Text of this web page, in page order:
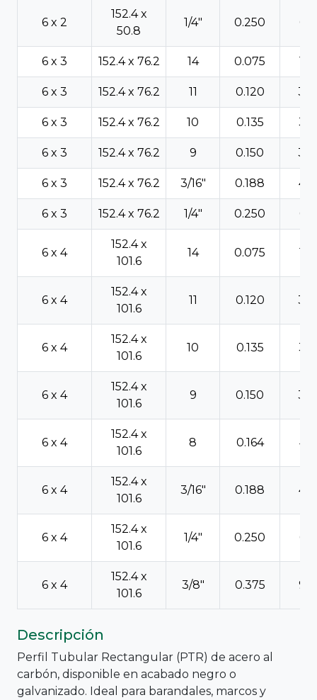
6 x 2
152.4 x
50.8
1/4" 0.250
6 x 3 152.4 x 76.2 14 0.075
6 x 3 152.4 x 76.2 11 0.120
6 x 3 152.4 x 76.2 10 0.135
6 x 3 152.4 x 76.2 9 0.150
6 x 3 152.4 x 76.2 3/16" 0.188
6 x 3 152.4 x 76.2 1/4" 0.250
6 x 4
152.4 x
101.6
14 0.075
6 x 4
152.4 x
101.6
11 0.120
6 x 4
152.4 x
101.6
10 0.135
6 x 4
152.4 x
101.6
9 0.150
6 x 4
152.4 x
101.6
8 0.164
6 x 4
152.4 x
101.6
3/16" 0.188
6 x 4
152.4 x
101.6
1/4" 0.250
6 x 4
152.4 x
101.6
3/8" 0.375
Descripción
Perfil Tubular Rectangular (PTR) de acero al
carbón, disponible en acabado negro o
galvanizado. Ideal para barandales, marcos y